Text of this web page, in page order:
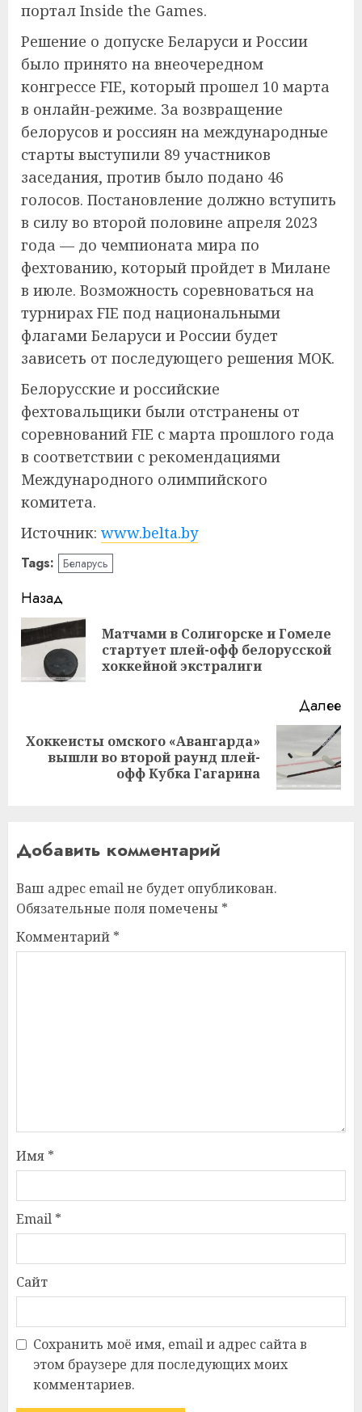
портал Inside the Games.
Решение о допуске Беларуси и России
было принято на внеочередном
конгрессе FIE, который прошел 10 марта
в онлайн-режиме. За возвращение
белорусов и россиян на международные
старты выступили 89 участников
заседания, против было подано 46
голосов. Постановление должно вступить
в силу во второй половине апреля 2023
года — до чемпионата мира по
фехтованию, который пройдет в Милане
в июле. Возможность соревноваться на
турнирах FIE под национальными
флагами Беларуси и России будет
зависеть от последующего решения МОК.
Белорусские и российские
фехтовальщики были отстранены от
соревнований FIE с марта прошлого года
в соответствии с рекомендациями
Международного олимпийского
комитета.
Источник: www.belta.by
Tags: Беларусь
Навигация
записи
Назад
Матчами в Солигорске и Гомеле
стартует плей-офф белорусской
хоккейной экстралиги
Далее
Следующая
Хоккеисты омского «Авангарда»
вышли во второй раунд плей-
офф Кубка Гагарина
Добавить комментарий
Ваш адрес email не будет опубликован.
Обязательные поля помечены *
Комментарий *
Имя *
Email *
Сайт
Сохранить моё имя, email и адрес сайта в
этом браузере для последующих моих
комментариев.